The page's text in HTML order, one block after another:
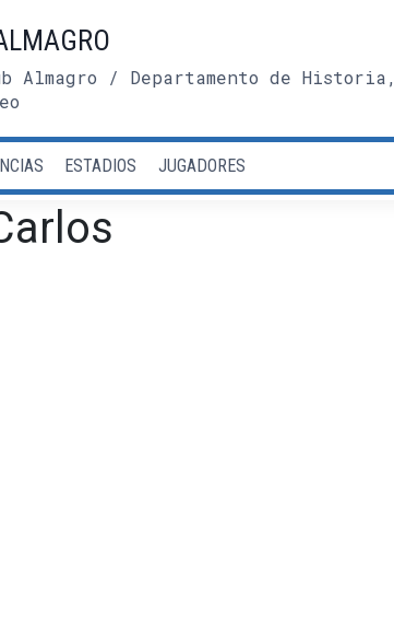
Almagro / Departamento de Historia,
ESTADIOS JUGADORES